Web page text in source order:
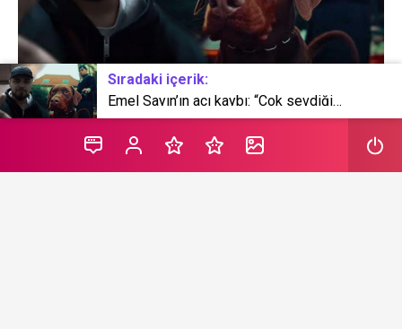
Sıradaki içerik:
Emel Sayın’ın acı kaybı: “Çok sevdiğim canım teyzemi kaybettik”